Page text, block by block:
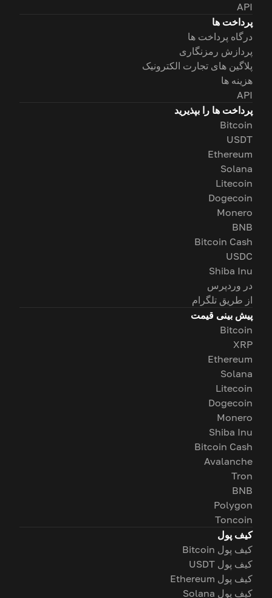
API
پرداخت ها
درگاه پرداخت ها
پردازش رمزنگاری
پلاگین های تجارت الکترونیک
هزینه ها
API
پرداخت ها را بپذیرید
Bitcoin
USDT
Ethereum
Solana
Litecoin
Dogecoin
Monero
BNB
Bitcoin Cash
USDC
Shiba Inu
در وردپرس
از طریق تلگرام
پیش بینی قیمت
Bitcoin
XRP
Ethereum
Solana
Litecoin
Dogecoin
Monero
Shiba Inu
Bitcoin Cash
Avalanche
Tron
BNB
Polygon
Toncoin
کیف پول
کیف پول Bitcoin
کیف پول USDT
کیف پول Ethereum
کیف پول Solana